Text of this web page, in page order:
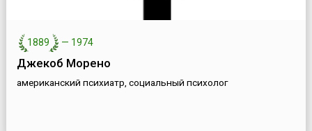
1889 — 1974
Джекоб Морено
американский психиатр, социальный психолог